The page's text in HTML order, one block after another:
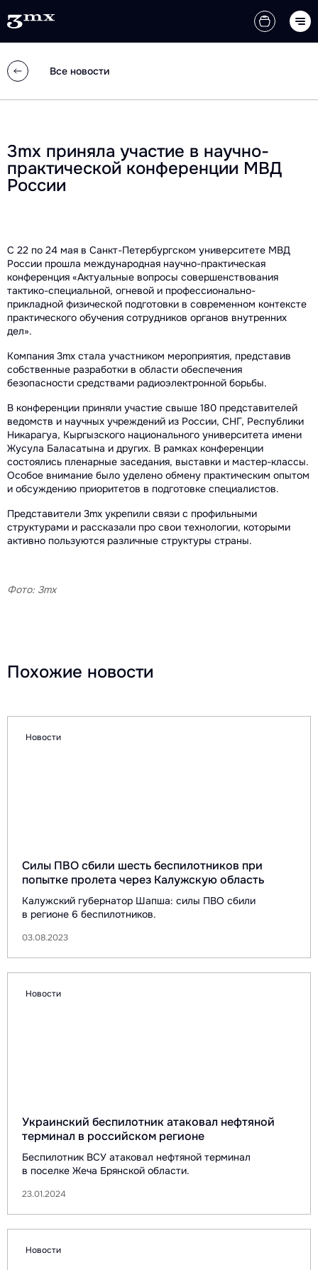
Все новости
3mx приняла участие в научно-
практической конференции МВД
России
С 22 по 24 мая в Санкт-Петербургском университете МВД
России прошла международная научно-практическая
конференция «Актуальные вопросы совершенствования
тактико-специальной, огневой и профессионально-
прикладной физической подготовки в современном контексте
практического обучения сотрудников органов внутренних
дел».
Компания 3mx стала участником мероприятия, представив
собственные разработки в области обеспечения
безопасности средствами радиоэлектронной борьбы.
В конференции приняли участие свыше 180 представителей
ведомств и научных учреждений из России, СНГ, Республики
Никарагуа, Кыргызского национального университета имени
Жусула Баласатына и других. В рамках конференции
состоялись пленарные заседания, выставки и мастер-классы.
Особое внимание было уделено обмену практическим опытом
и обсуждению приоритетов в подготовке специалистов.
Представители 3mx укрепили связи с профильными
структурами и рассказали про свои технологии, которыми
активно пользуются различные структуры страны.
Фото: 3mx
Похожие новости
Новости
Силы ПВО сбили шесть беспилотников при
попытке пролета через Калужскую область
Калужский губернатор Шапша: силы ПВО сбили
в регионе 6 беспилотников.
03.08.2023
Новости
Украинский беспилотник атаковал нефтяной
терминал в российском регионе
Беспилотник ВСУ атаковал нефтяной терминал
в поселке Жеча Брянской области.
23.01.2024
Новости